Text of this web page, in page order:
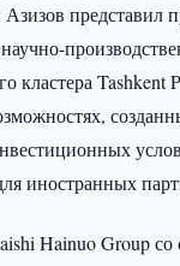
представил
кластера Tashkent
иностранных
Hainuo Group со